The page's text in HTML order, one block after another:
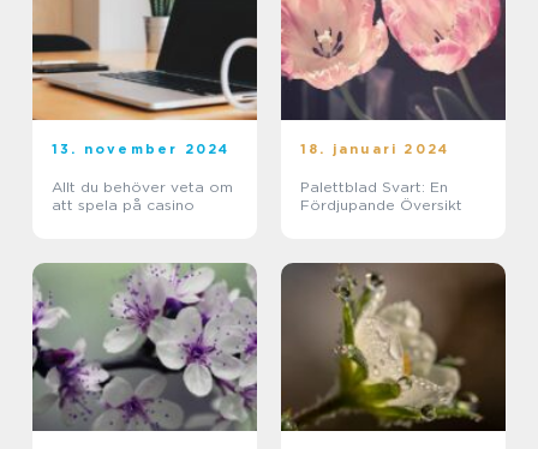
13. november 2024
Allt du behöver veta om
att spela på casino
18. januari 2024
Palettblad Svart: En
Fördjupande Översikt